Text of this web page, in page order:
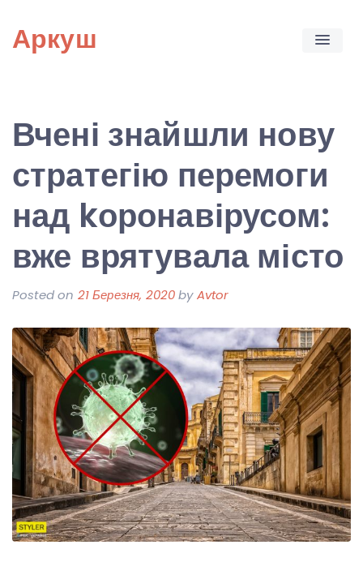
content
Аркуш
Вчені знайшли нову
стратегію перемоги
над kоронавірусом:
вже врятувала місто
Posted on 21 Березня, 2020byAvtor